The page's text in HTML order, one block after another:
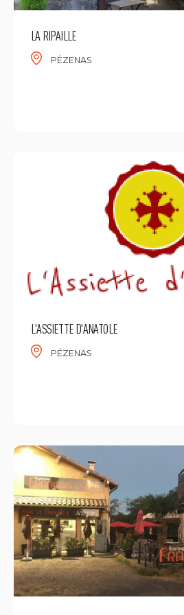
LA RIPAILLE
PÉZENAS
L'ASSIETTE D'ANATOLE
PÉZENAS